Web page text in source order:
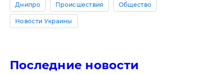
Днипро Происшествия Общество
Новости Украины
Последние новости